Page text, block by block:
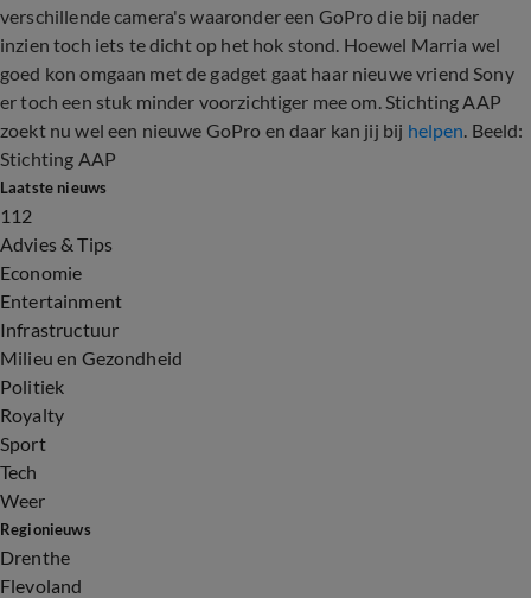
verschillende camera's waaronder een GoPro die bij nader
inzien toch iets te dicht op het hok stond. Hoewel Marria wel
goed kon omgaan met de gadget gaat haar nieuwe vriend Sony
er toch een stuk minder voorzichtiger mee om. Stichting AAP
zoekt nu wel een nieuwe GoPro en daar kan jij bij helpen. Beeld:
Stichting AAP
Laatste nieuws
112
Advies & Tips
Economie
Entertainment
Infrastructuur
Milieu en Gezondheid
Politiek
Royalty
Sport
Tech
Weer
Regionieuws
Drenthe
Flevoland